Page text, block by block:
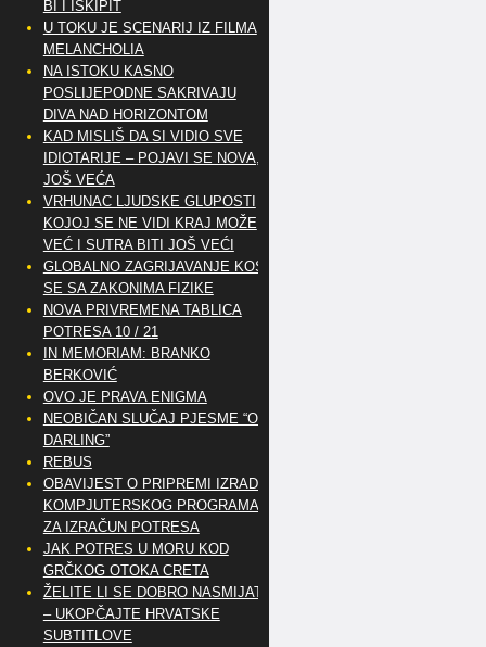
BI I ISKIPIT
U TOKU JE SCENARIJ IZ FILMA
MELANCHOLIA
NA ISTOKU KASNO
POSLIJEPODNE SAKRIVAJU
DIVA NAD HORIZONTOM
KAD MISLIŠ DA SI VIDIO SVE
IDIOTARIJE – POJAVI SE NOVA,..
JOŠ VEĆA
VRHUNAC LJUDSKE GLUPOSTI
KOJOJ SE NE VIDI KRAJ MOŽE
VEĆ I SUTRA BITI JOŠ VEĆI
GLOBALNO ZAGRIJAVANJE KOSI
SE SA ZAKONIMA FIZIKE
NOVA PRIVREMENA TABLICA
POTRESA 10 / 21
IN MEMORIAM: BRANKO
BERKOVIĆ
OVO JE PRAVA ENIGMA
NEOBIČAN SLUČAJ PJESME “OH
DARLING”
REBUS
OBAVIJEST O PRIPREMI IZRADE
KOMPJUTERSKOG PROGRAMA
ZA IZRAČUN POTRESA
JAK POTRES U MORU KOD
GRČKOG OTOKA CRETA
ŽELITE LI SE DOBRO NASMIJATI
– UKOPČAJTE HRVATSKE
SUBTITLOVE